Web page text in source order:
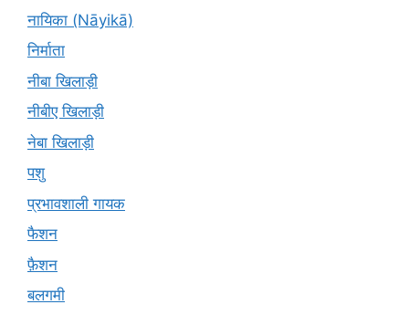
नायिका (Nāyikā)
निर्माता
नीबा खिलाड़ी
नीबीए खिलाड़ी
नेबा खिलाड़ी
पशु
प्रभावशाली गायक
फैशन
फ़ैशन
बलगमी